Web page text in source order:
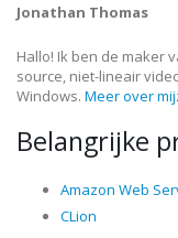
Jonathan Thomas
Hallo! Ik ben de maker
source, niet-lineair
Windows. Meer over
Belangrijke
Amazon Web
CLion